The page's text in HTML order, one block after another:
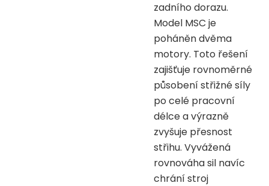
zadního dorazu.
Model MSC je
poháněn dvěma
motory. Toto řešení
zajišťuje rovnoměrné
působení střižné síly
po celé pracovní
délce a výrazně
zvyšuje přesnost
střihu. Vyvážená
rovnováha sil navíc
chrání stroj